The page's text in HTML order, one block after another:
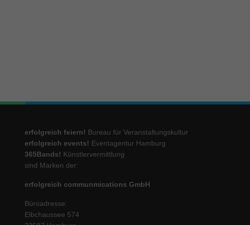
erfolgreich feiern! Bureau für Veranstaltungskultur
erfolgreich events! Eventagentur Hamburg
365Bands! Künstlervermittlung
sind Marken der:
erfolgreich communmications GmbH
Büroadresse:
Elbchaussee 574
blockiert.
Inhalte
Impressum